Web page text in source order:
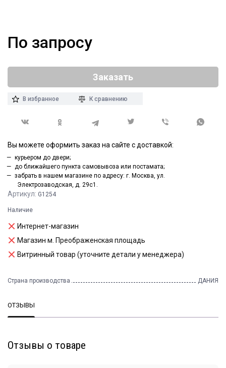
Артикул: G1254
Наличие
Интернет-магазин
Магазин м. Преображенская площадь
Витринный товар (уточните детали у менеджера)
Страна производства ДАНИЯ
По запросу
Заказать
В избранное К сравнению
Вы можете оформить заказ на сайте с доставкой:
курьером до двери;
до ближайшего пункта самовывоза или постамата;
забрать в нашем магазине по адресу: г. Москва, ул.
Электрозаводская, д. 29с1.
ОТЗЫВЫ
Отзывы о товаре